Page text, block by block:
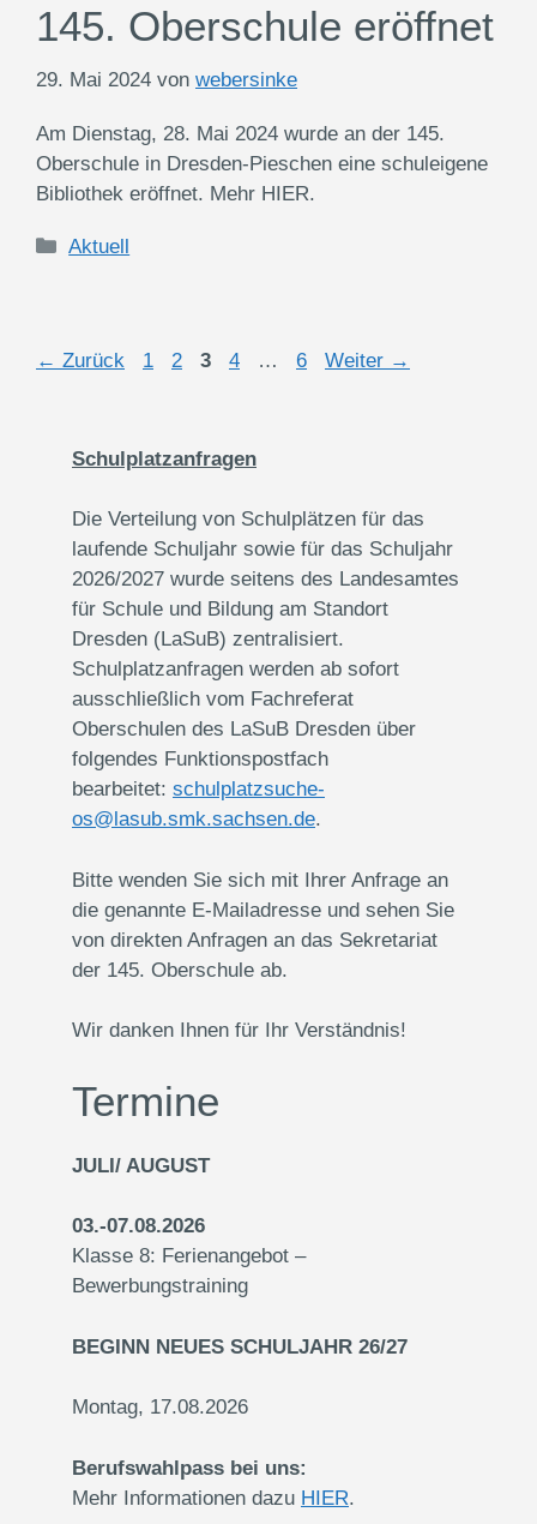
145. Oberschule eröffnet
29. Mai 2024 von webersinke
Am Dienstag, 28. Mai 2024 wurde an der 145.
Oberschule in Dresden-Pieschen eine schuleigene
Bibliothek eröffnet. Mehr HIER.
Kategorien
Aktuell
← Zurück Seite
1 Seite
2 Seite
3 Seite
4 … Seite
6 Weiter →
Schulplatzanfragen
Die Verteilung von Schulplätzen für das
laufende Schuljahr sowie für das Schuljahr
2026/2027 wurde seitens des Landesamtes
für Schule und Bildung am Standort
Dresden (LaSuB) zentralisiert.
Schulplatzanfragen werden ab sofort
ausschließlich vom Fachreferat
Oberschulen des LaSuB Dresden über
folgendes Funktionspostfach
bearbeitet: schulplatzsuche-
os@lasub.smk.sachsen.de.
Bitte wenden Sie sich mit Ihrer Anfrage an
die genannte E-Mailadresse und sehen Sie
von direkten Anfragen an das Sekretariat
der 145. Oberschule ab.
Wir danken Ihnen für Ihr Verständnis!
Termine
JULI/ AUGUST
03.-07.08.2026
Klasse 8: Ferienangebot –
Bewerbungstraining
BEGINN NEUES SCHULJAHR 26/27
Montag, 17.08.2026
Berufswahlpass bei uns:
Mehr Informationen dazu HIER.